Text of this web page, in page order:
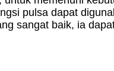
pulsa dapat
sangat baik, ia